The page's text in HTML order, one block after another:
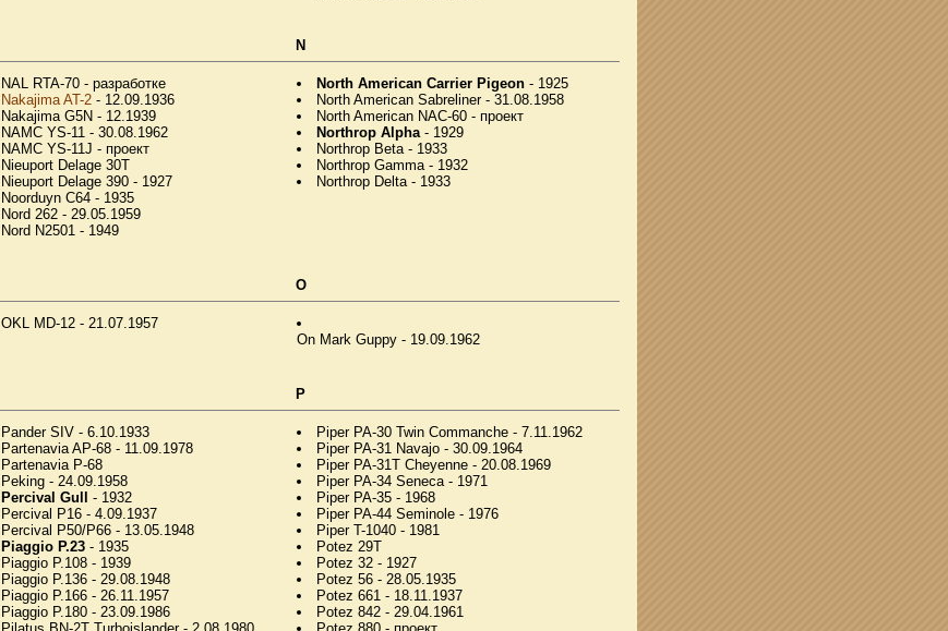
N
NAL RTA-70 - разработке
Nakajima AT-2 - 12.09.1936
Nakajima G5N - 12.1939
NAMC YS-11 - 30.08.1962
NAMC YS-11J - проект
Nieuport Delage 30T
Nieuport Delage 390 - 1927
Noorduyn C64 - 1935
Nord 262 - 29.05.1959
Nord N2501 - 1949
North American Carrier Pigeon - 1925
North American Sabreliner - 31.08.1958
North American NAC-60 - проект
Northrop Alpha- 1929
Northrop Beta - 1933
Northrop Gamma - 1932
Northrop Delta - 1933
O
OKL MD-12 - 21.07.1957
On Mark Guppy - 19.09.1962
P
Pander SIV - 6.10.1933
Partenavia AP-68 - 11.09.1978
Partenavia P-68
Peking - 24.09.1958
Percival Gull
- 1932
Percival P16 - 4.09.1937
Percival P50/P66 - 13.05.1948
Piaggio P.23 - 1935
Piaggio P.108 - 1939
Piaggio P.136 - 29.08.1948
Piaggio P.166 - 26.11.1957
Piaggio P.180 - 23.09.1986
Piper PA-30 Twin Commanche - 7.11.1962
Piper PA-31 Navajo - 30.09.1964
Piper PA-31T Cheyenne - 20.08.1969
Piper PA-34 Seneca - 1971
Piper PA-35 - 1968
Piper PA-44 Seminole - 1976
Piper T-1040 - 1981
Potez 29T
Potez 32 - 1927
Potez 56 - 28.05.1935
Potez 661 - 18.11.1937
Potez 842 - 29.04.1961